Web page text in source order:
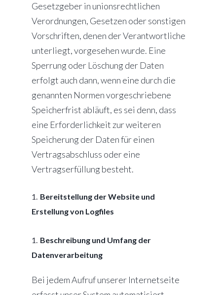
Gesetzgeber in unionsrechtlichen
Verordnungen, Gesetzen oder sonstigen
Vorschriften, denen der Verantwortliche
unterliegt, vorgesehen wurde. Eine
Sperrung oder Löschung der Daten
erfolgt auch dann, wenn eine durch die
genannten Normen vorgeschriebene
Speicherfrist abläuft, es sei denn, dass
eine Erforderlichkeit zur weiteren
Speicherung der Daten für einen
Vertragsabschluss oder eine
Vertragserfüllung besteht.
Bereitstellung der Website und
Erstellung von Logfiles
Beschreibung und Umfang der
Datenverarbeitung
Bei jedem Aufruf unserer Internetseite